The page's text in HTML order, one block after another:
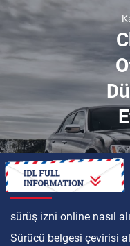
ULUSLARARASI
sürüş izni online nasıl
Sürücü belgesi çevirisi